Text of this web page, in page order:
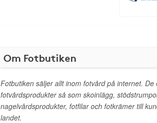
Om Fotbutiken
Fotbutiken säljer allt inom fotvård på internet. De
fotvårdsprodukter så som skoinlägg,
nagelvårdsprodukter, fotfilar och fotkrämer till
landet.